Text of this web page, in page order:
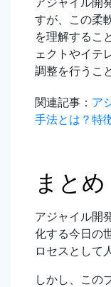
すが、この柔
を理解するこ
ェクトやイテ
調整を行うこ
関連記事： ア
手法とは？特
まとめ
アジャイル開
化する今日の
ロセスとして
しかし、この